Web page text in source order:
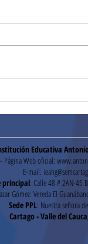
Educativa
Página Web oficial:
E-mail:
principal: Calle 48 # 2AN-45
Gómez: Vereda El
Sede PPL: Nuestra señora
Cartago - Valle del